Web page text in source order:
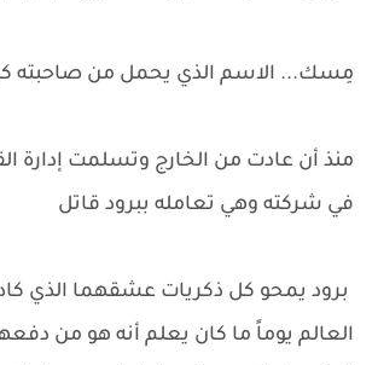
مِسك... الاسم الذي يحمل من صاحبته
منذ أن عادت من الخارج وتسلمت إدارة
في شركته وهي تعامله ببرود قاتل
برود يمحو كل ذكريات عشقهما الذي
العالم يوماً ما كان يعلم أنه هو من